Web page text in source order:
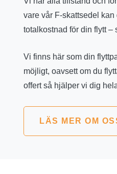
vare vår F-skattsedel
totalkostnad för din flytt –
Vi finns här som din
möjligt, oavsett om du
offert så hjälper vi dig
LÄS MER OM